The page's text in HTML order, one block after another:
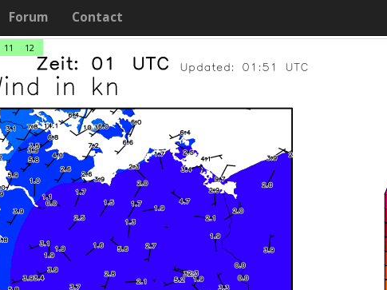
Forum Contact
11 12